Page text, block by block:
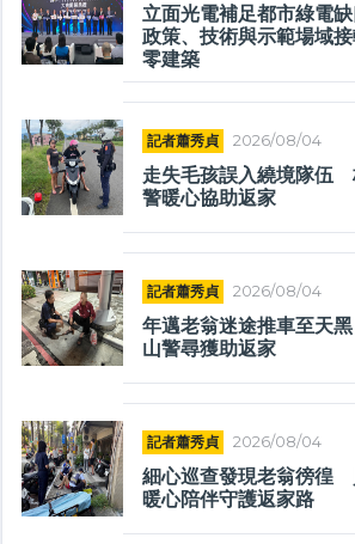
立面光電補足都市綠電
政策、技術與示範場域
零建築
記者蕭秀貞 2026/08/04
走失毛孩誤入繞境隊伍
警暖心協助返家
記者蕭秀貞 2026/08/04
年邁老翁迷途推車至天
山警尋獲助返家
記者蕭秀貞 2026/08/04
細心巡查發現老翁徬徨
暖心陪伴守護返家路